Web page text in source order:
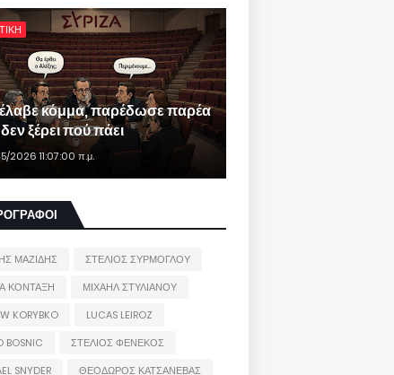
κόμμα, παρέδωσε παρέα
ξέρει πού πάει
2026 11:07:00 π.μ.
ΜΑΖΙΔΗΣ
ΣΤΕΛΙΟΣ ΣΥΡΜΟΓΛΟΥ
ΚΟΝΤΑΞΗ
ΜΙΧΑΗΛ ΣΤΥΛΙΑΝΟΥ
KORYBKO
LUCAS LEIROZ
BOSNIC
ΣΤΕΛΙΟΣ ΦΕΝΕΚΟΣ
SNYDER
ΘΕΟΔΩΡΟΣ ΚΑΤΣΑΝΕΒΑΣ